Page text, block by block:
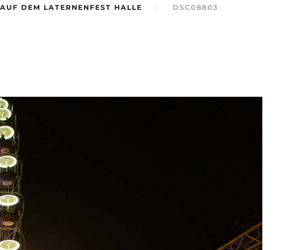
DEM LATERNENFEST HALLE DSC08803